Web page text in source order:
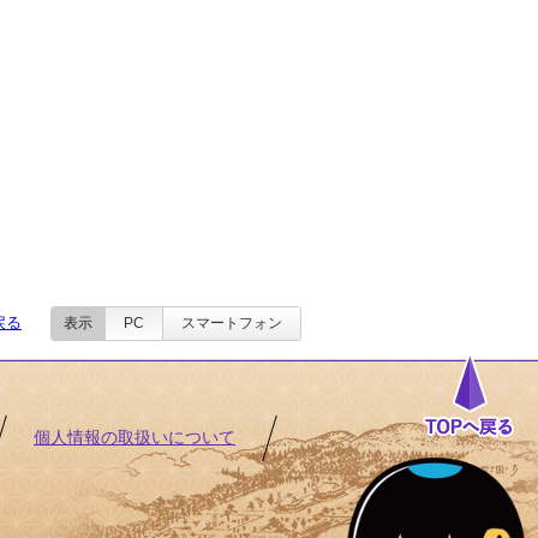
る 表示 PC スマートフォン
個人情報の取扱いについて